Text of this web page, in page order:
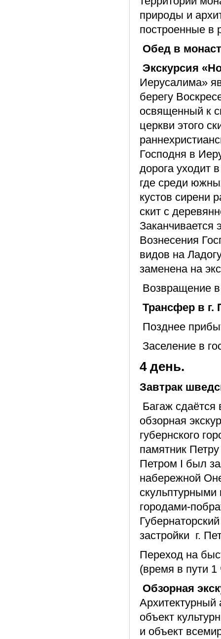
природы и
построенные в
Обед в
Экскурсия
Иерусалима»
берегу
освященный к
церкви этого
Господня в
дорога уходит
где среди
кустов сирени
скит с
Заканчивается
Вознесения
видов на
заменена на
Возвращение
Трансфер в г.
Позднее
Заселение в
4 день.
Завтрак
Багаж сдаётся
обзорная
губернского
памятник
Петром I был
набережной
городами-
застройки г.
Переход на
(время в пути
Обзорная
Архитектурный
объект
и объект